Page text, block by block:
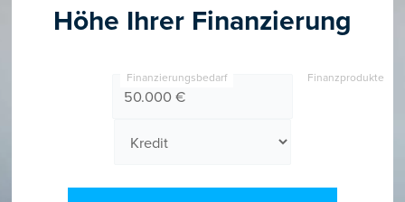
Höhe Ihrer Finanzierung
Finanzierungsbedarf Finanzprodukte